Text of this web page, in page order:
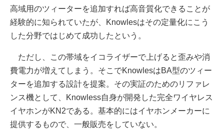
高域用のツィーターを追加すれば高音質化できることが
経験的に知られていたが、Knowlesはその定量化にこう
した分野ではじめて成功したという。
ただし、この帯域をイコライザーで上げると歪みや消
費電力が増えてしまう。そこでKnowlesはBA型のツィー
ターを追加する設計を提案。その実証のためのリファレ
ンス機として、Knowless自身が開発した完全ワイヤレス
イヤホンがKN2である。基本的にはイヤホンメーカーに
提供するもので、一般販売をしていない。